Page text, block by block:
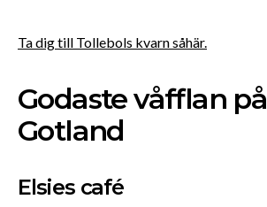
Ta dig till Tollebols kvarn såhär.
Godaste våfflan på
Gotland
Elsies café